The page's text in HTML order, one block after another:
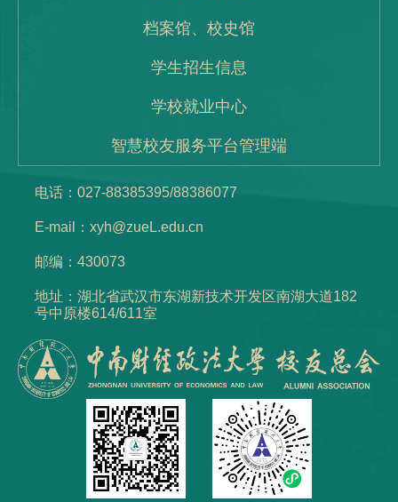
档案馆、校史馆
学生招生信息
学校就业中心
智慧校友服务平台管理端
电话：027-88385395/88386077
E-mail：xyh@zueL.edu.cn
邮编：430073
地址：湖北省武汉市东湖新技术开发区南湖大道182
号中原楼614/611室